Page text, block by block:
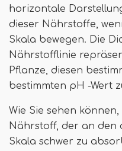
horizontale
dieser Nährstoffe,
Skala bewegen. Die
Nährstofflinie
Pflanze, diesen
bestimmten pH -Wert
Wie Sie sehen
Nährstoff, der an den
Skala schwer zu